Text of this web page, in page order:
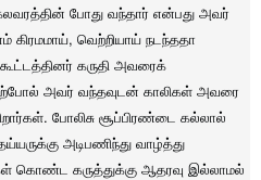
போது வந்தார் என்பது அவர்
கிரமமாய், வெற்றியாய் நடந்ததா
கருதி அவரைக்
அவர் வந்தவுடன் காலிகள் அவரை
போலிசு சூப்பிரண்டை கல்லால்
அடிபணிந்து வாழ்த்து
கொண்ட கருத்துக்கு ஆதரவு இல்லாமல்